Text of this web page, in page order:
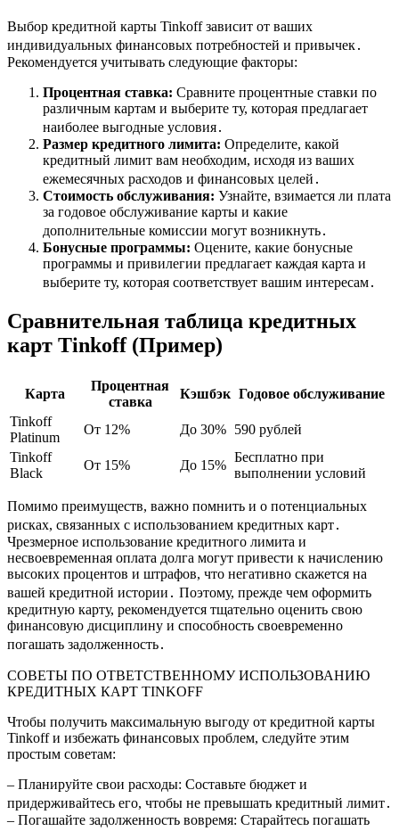
Выбор кредитной карты Tinkoff зависит от ваших
индивидуальных финансовых потребностей и привычек․
Рекомендуется учитывать следующие факторы:
Процентная ставка: Сравните процентные ставки по
различным картам и выберите ту, которая предлагает
наиболее выгодные условия․
Размер кредитного лимита: Определите, какой
кредитный лимит вам необходим, исходя из ваших
ежемесячных расходов и финансовых целей․
Стоимость обслуживания: Узнайте, взимается ли плата
за годовое обслуживание карты и какие
дополнительные комиссии могут возникнуть․
Бонусные программы: Оцените, какие бонусные
программы и привилегии предлагает каждая карта и
выберите ту, которая соответствует вашим интересам․
Сравнительная таблица кредитных
карт Tinkoff (Пример)
Карта
Процентная
ставка
Кэшбэк Годовое обслуживание
Tinkoff
Platinum
От 12% До 30% 590 рублей
Tinkoff
Black
От 15% До 15%
Бесплатно при
выполнении условий
Помимо преимуществ, важно помнить и о потенциальных
рисках, связанных с использованием кредитных карт․
Чрезмерное использование кредитного лимита и
несвоевременная оплата долга могут привести к начислению
высоких процентов и штрафов, что негативно скажется на
вашей кредитной истории․ Поэтому, прежде чем оформить
кредитную карту, рекомендуется тщательно оценить свою
финансовую дисциплину и способность своевременно
погашать задолженность․
СОВЕТЫ ПО ОТВЕТСТВЕННОМУ ИСПОЛЬЗОВАНИЮ
КРЕДИТНЫХ КАРТ TINKOFF
Чтобы получить максимальную выгоду от кредитной карты
Tinkoff и избежать финансовых проблем, следуйте этим
простым советам:
– Планируйте свои расходы: Составьте бюджет и
придерживайтесь его, чтобы не превышать кредитный лимит․
– Погашайте задолженность вовремя: Старайтесь погашать